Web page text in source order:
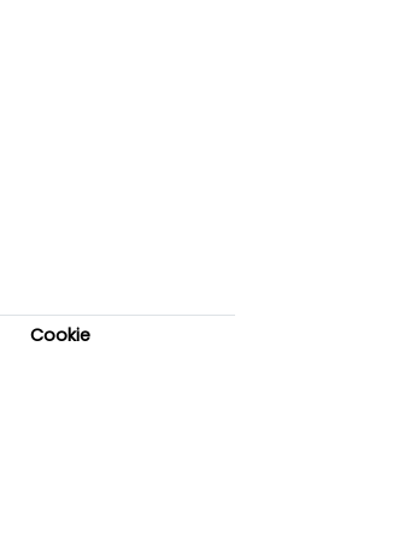
Cookie